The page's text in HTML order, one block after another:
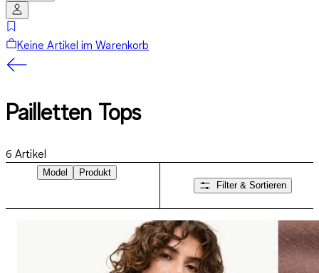
Keine Artikel im Warenkorb
Pailletten Tops
6 Artikel
Model
Produkt
Filter & Sortieren